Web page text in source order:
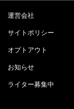
運営会社
サイトポリシー
オプトアウト
お知らせ
ライター募集中